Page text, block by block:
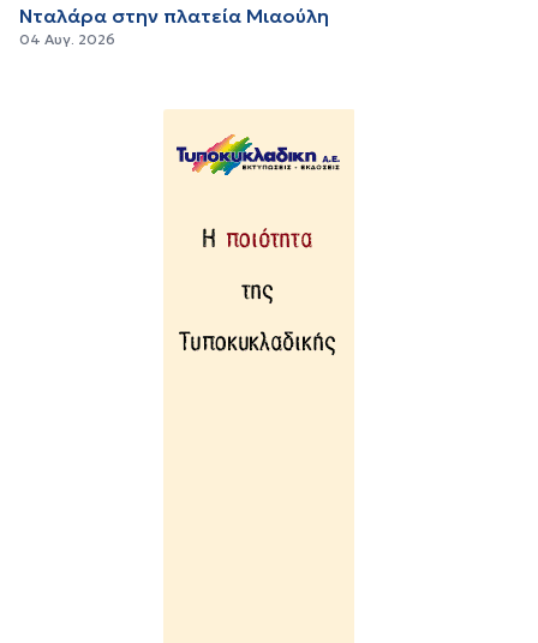
Νταλάρα στην πλατεία Μιαούλη
04 Αυγ. 2026